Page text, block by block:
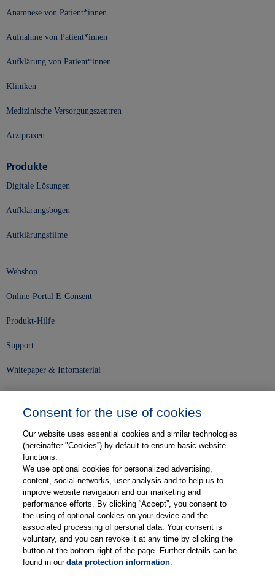
Anamnese von Patient*innen
Aufnahme von Patient*innen
Aufklärung von Patient*innen
Kliniken
Medizinische Versorgungszentren
Arztpraxen
Produkte
Digitale Lösungen
Aufklärungsbögen
Aufklärungsfilme
Webshop
Online-Portal E-Consent
Produkt-Hilfe
Support
Whitepaper & Infomaterial
Karriere
Kontakt
Web-Semniare
Anwenderberichte
Partner
Consent for the use of cookies
Our website uses essential cookies and similar technologies
(hereinafter "Cookies”) by default to ensure basic website
functions.
We use optional cookies for personalized advertising,
content, social networks, user analysis and to help us to
improve website navigation and our marketing and
performance efforts. By clicking “Accept”, you consent to
the using of optional cookies on your device and the
associated processing of personal data. Your consent is
voluntary, and you can revoke it at any time by clicking the
button at the bottom right of the page. Further details can be
found in ourdata protection information.